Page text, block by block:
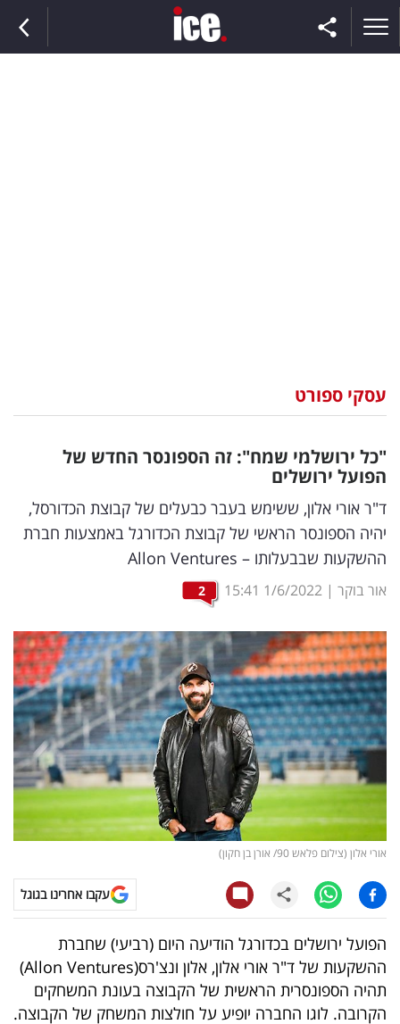
וצרכנות
דיגיטל
וטק
שיווק
ופרסום
מדדים
ומחקרים
דעות
רכילות
עסקית
קריפטו
ויראלי
טלוויזיה
עסקי
ספורט
עסקי ספורט
"כל ירושלמי שמח": זה הספונסר החדש של
הפועל ירושלים
ד"ר אורי אלון, ששימש בעבר כבעלים של קבוצת הכדורסל,
יהיה הספונסר הראשי של קבוצת הכדורגל באמצעות חברת
ההשקעות שבבעלותו – Allon Ventures
אור בוקר |
1/6/2022
15:41
2
אורי אלון (צילום פלאש 90/ אורן בן חקון)
עקבו אחרינו בגוגל
הפועל ירושלים בכדורגל הודיעה היום (רביעי) שחברת
ההשקעות של ד"ר אורי אלון, אלון ונצ'רס(Allon Ventures)
תהיה הספונסרית הראשית של הקבוצה בעונת המשחקים
הקרובה. לוגו החברה יופיע על חולצות המשחק של הקבוצה.